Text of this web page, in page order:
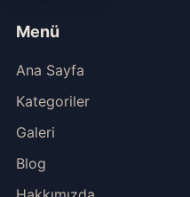
Menü
Ana Sayfa
Kategoriler
Galeri
Blog